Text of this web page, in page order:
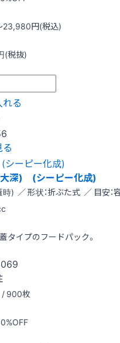
23,980円(税込)
(税抜)
る
深) (シーピー化成)
) ／ 形状：折ぶた式 ／ 目安：
タイプのフードパック。
/ 900枚
0%OFF